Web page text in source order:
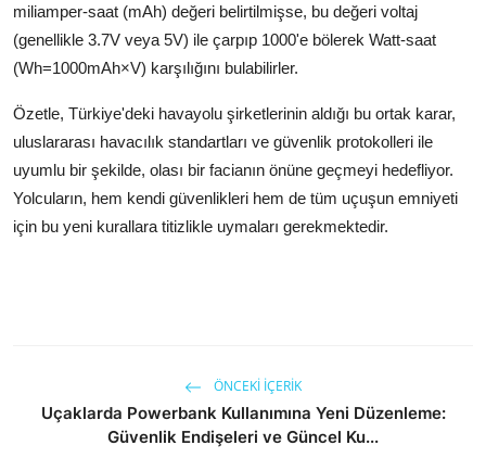
miliamper-saat (mAh) değeri belirtilmişse, bu değeri voltaj
(genellikle 3.7V veya 5V) ile çarpıp 1000'e bölerek Watt-saat
(Wh=1000mAh×V) karşılığını bulabilirler.
Özetle, Türkiye'deki havayolu şirketlerinin aldığı bu ortak karar,
uluslararası havacılık standartları ve güvenlik protokolleri ile
uyumlu bir şekilde, olası bir facianın önüne geçmeyi hedefliyor.
Yolcuların, hem kendi güvenlikleri hem de tüm uçuşun emniyeti
için bu yeni kurallara titizlikle uymaları gerekmektedir.
ÖNCEKI İÇERIK
Uçaklarda Powerbank Kullanımına Yeni Düzenleme:
Güvenlik Endişeleri ve Güncel Ku...